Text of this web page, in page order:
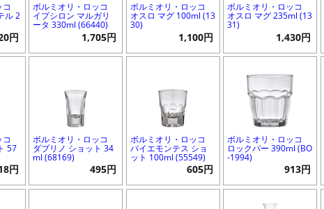
ル 2
円
ボルミオリ・ロッコ
イプシロン マルガリ
ータ 330ml (66440)
1,705円
ボルミオリ・ロッコ
オスロ マグ 100ml (13
30)
1,100円
ボルミオリ・ロッコ
オスロ マグ 235ml (13
31)
1,430円
57
円
ボルミオリ・ロッコ
ダブリノ ショット 34
ml (68169)
495円
ボルミオリ・ロッコ
パイエモンテス ショ
ット 100ml (55549)
605円
ボルミオリ・ロッコ
ロックバー 390ml (BO
-1994)
913円